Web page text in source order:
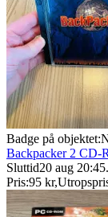
Badge på objektet:
Backpacker 2 CD-
Sluttid20 aug 20:45.
Pris:95 kr,